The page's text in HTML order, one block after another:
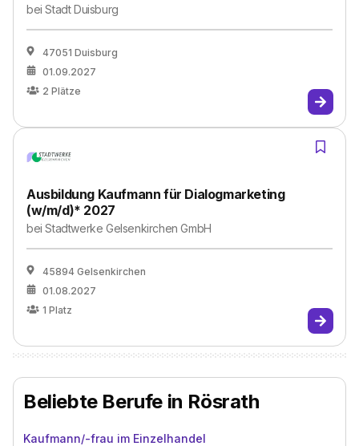
beiStadt Duisburg
47051 Duisburg
01.09.2027
2 Plätze
Ausbildung Kaufmann für Dialogmarketing
(w/m/d)* 2027
beiStadtwerke Gelsenkirchen GmbH
45894 Gelsenkirchen
01.08.2027
1 Platz
Beliebte Berufe in Rösrath
Kaufmann/-frau im Einzelhandel